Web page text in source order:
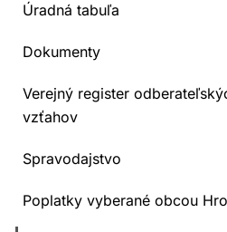
Úradná tabuľa
Dokumenty
Verejný register
vzťahov
Spravodajstvo
Poplatky vyberané obcou